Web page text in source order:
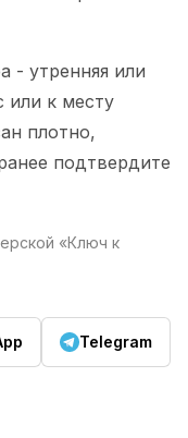
- утренняя или
или к месту
плотно,
подтвердите
«Ключ к
Telegram